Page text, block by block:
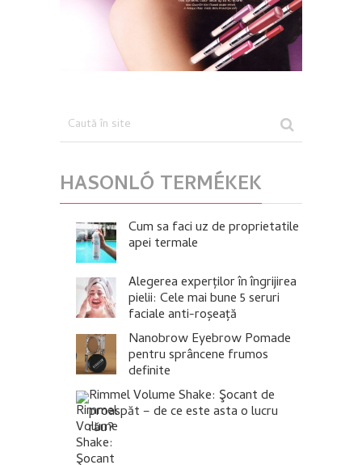
HASONLÓ TERMÉKEK
Cum sa faci uz de proprietatile
apei termale
Alegerea experților în îngrijirea
pielii: Cele mai bune 5 seruri
faciale anti-roșeață
Nanobrow Eyebrow Pomade
pentru sprâncene frumos
definite
Rimmel Volume Shake: Şocant de
proaspăt – de ce este asta o lucru
rău?